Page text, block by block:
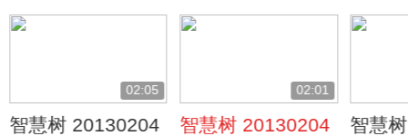
02:05
智慧树 20130204
02:01
智慧树 20130204
智慧